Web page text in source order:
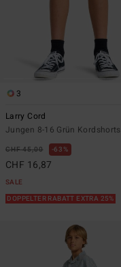
3
Larry Cord
Jungen 8-16 Grün Kordshorts
CHF 45,00 63%
CHF 16,87
SALE
DOPPELTER RABATT EXTRA 25%